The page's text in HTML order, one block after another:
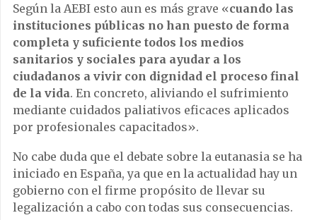
Según la AEBI esto aun es más grave «cuando las
instituciones públicas no han puesto de forma
completa y suficiente todos los medios
sanitarios y sociales para ayudar a los
ciudadanos a vivir con dignidad el proceso final
de la vida. En concreto, aliviando el sufrimiento
mediante cuidados paliativos eficaces aplicados
por profesionales capacitados».
No cabe duda que el debate sobre la eutanasia se ha
iniciado en España, ya que en la actualidad hay un
gobierno con el firme propósito de llevar su
legalización a cabo con todas sus consecuencias.